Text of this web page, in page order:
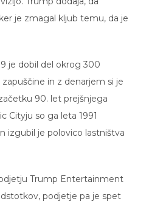
je zmagal kljub temu, da je
je dobil del okrog 300
in z denarjem si je
90. let prejšnjega
Cityju so ga leta 1991
izgubil je polovico lastništva
Trump Entertainment
podjetje pa je spet